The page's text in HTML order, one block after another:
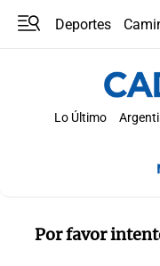
Deportes
Lo Último
Por favor